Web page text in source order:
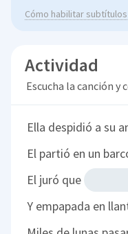
Cómo habilitar subtítulos
Actividad
Escucha la canción
Ella despidió a su
El partió en un
El juró que
Y empapada en